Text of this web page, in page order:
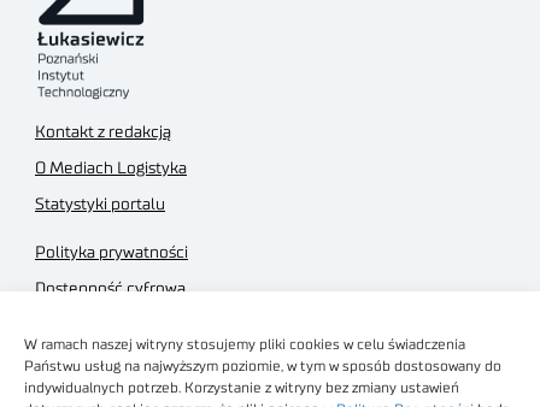
W ramach naszej witryny stosujemy pliki cookies w celu świadczenia
Państwu usług na najwyższym poziomie, w tym w sposób dostosowany do
indywidualnych potrzeb. Korzystanie z witryny bez zmiany ustawień
Kontakt z redakcją
O Mediach Logistyka
Statystyki portalu
Polityka prywatności
Dostępność cyfrowa
Regulamin sklepu